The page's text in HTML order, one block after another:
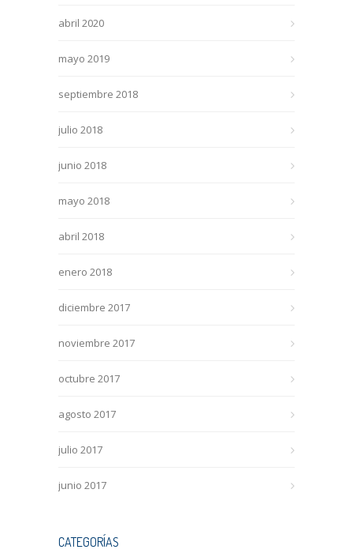
abril 2020
mayo 2019
septiembre 2018
julio 2018
junio 2018
mayo 2018
abril 2018
enero 2018
diciembre 2017
noviembre 2017
octubre 2017
agosto 2017
julio 2017
junio 2017
CATEGORÍAS